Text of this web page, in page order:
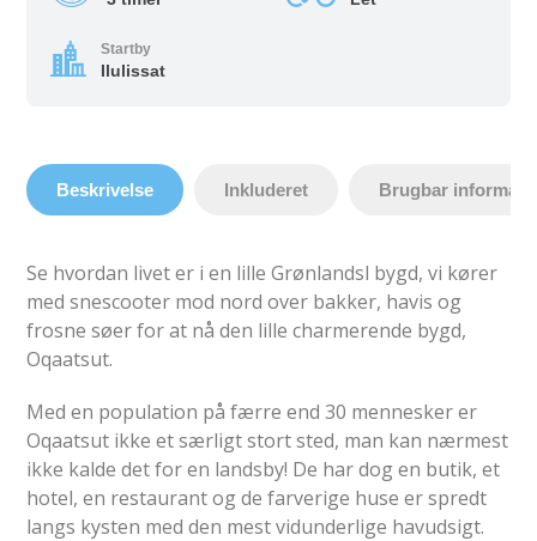
Startby
Ilulissat
Beskrivelse Inkluderet Brugbar
Se hvordan livet er i en lille Grønlandsl bygd, vi kører
med snescooter mod nord over bakker, havis og
frosne søer for at nå den lille charmerende bygd,
Oqaatsut.
Med en population på færre end 30 mennesker er
Oqaatsut ikke et særligt stort sted, man kan nærmest
ikke kalde det for en landsby! De har dog en butik, et
hotel, en restaurant og de farverige huse er spredt
langs kysten med den mest vidunderlige havudsigt.